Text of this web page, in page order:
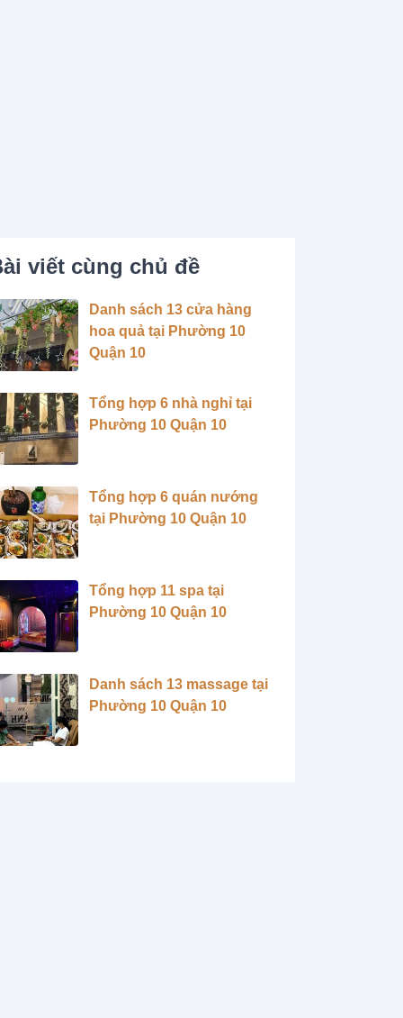
viết cùng chủ đề
Danh sách 13 cửa hàng
hoa quả tại Phường 10
Quận 10
Tổng hợp 6 nhà nghỉ tại
Phường 10 Quận 10
Tổng hợp 6 quán nướng
tại Phường 10 Quận 10
Tổng hợp 11 spa tại
Phường 10 Quận 10
Danh sách 13 massage tại
Phường 10 Quận 10